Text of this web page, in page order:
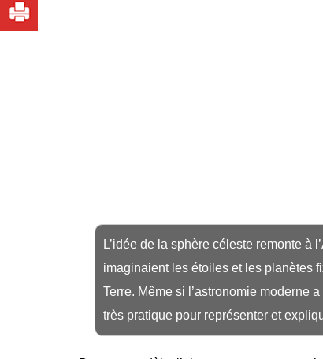
L’idée de la sphère céleste remonte à
imaginaient les étoiles et les planètes
Terre. Même si l’astronomie moderne
très pratique pour représenter et